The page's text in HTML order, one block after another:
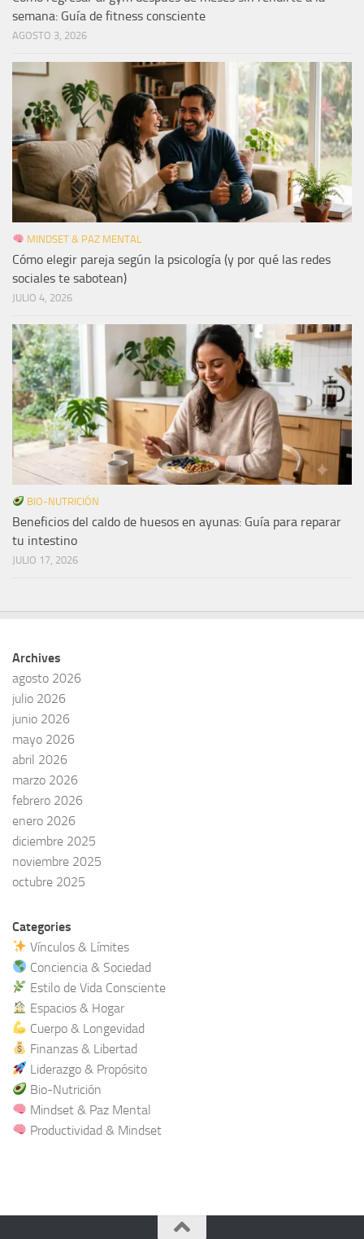
semana: Guía de fitness consciente
AGOSTO 3, 2026
MINDSET & PAZ MENTAL
Cómo elegir pareja según la psicología (y por qué las redes
sociales te sabotean)
JULIO 4, 2026
BIO-NUTRICIÓN
Beneficios del caldo de huesos en ayunas: Guía para reparar
tu intestino
JULIO 17, 2026
Archives
agosto 2026
julio 2026
junio 2026
mayo 2026
abril 2026
marzo 2026
febrero 2026
enero 2026
diciembre 2025
noviembre 2025
octubre 2025
Categories
Vínculos & Límites
Conciencia & Sociedad
Estilo de Vida Consciente
Espacios & Hogar
Cuerpo & Longevidad
Finanzas & Libertad
Liderazgo & Propósito
Bio-Nutrición
Mindset & Paz Mental
Productividad & Mindset